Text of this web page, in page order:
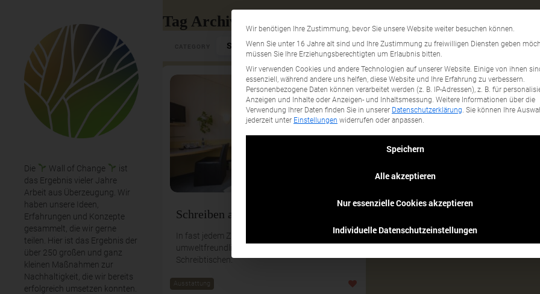
Die Wall of Change
ist
das Ergebnis vieler Jahre
Arbeit aus Überzeugung. Wir
haben unsere Ideen,
Erfahrungen und Konzepte
gesammelt, die wir gerne
teilen. Hier ist das Ergebnis der
über 250 großen und ganz
kleinen Maßnahmen zur
Nachhaltigkeit, die wir bereits
erfolgreich umsetzen konnten.
Tag Archives: Kork
Select Category...
Schreiben auf Kork
In fast jedem Zimmer gibt es
umweltfreundliche Korkunterlagen auf den
Schreibtischen.
Ausstattung
Wir benötigen Ihre Zustimmung, bevor Sie unsere Website weiter besuchen können.
Wenn Sie unter 16 Jahre alt sind und Ihre Zustimmung zu freiwilligen Diensten geben
müssen Sie Ihre Erziehungsberechtigten um Erlaubnis bitten.
Wir verwenden Cookies und andere Technologien auf unserer Website. Einige von ihnen
essenziell, während andere uns helfen, diese Website und Ihre Erfahrung zu verbessern.
Personenbezogene Daten können verarbeitet werden (z. B. IP-Adressen), z. B. für
Anzeigen und Inhalte oder Anzeigen- und Inhaltsmessung. Weitere Informationen über die
Verwendung Ihrer Daten finden Sie in unserer Datenschutzerklärung. Sie können Ihre
jederzeit unter Einstellungen widerrufen oder anpassen.
Speichern
Alle akzeptieren
Nur essenzielle Cookies akzeptieren
Individuelle Datenschutzeinstellungen